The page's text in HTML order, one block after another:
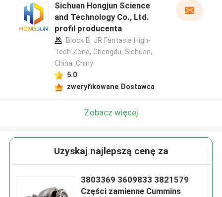
Sichuan Hongjun Science
and Technology Co., Ltd.
profil producenta
Block B, JR Fantasia High-
Tech Zone, Chengdu, Sichuan,
China ,Chiny
5.0
zweryfikowane Dostawca
Zobacz więcej
Uzyskaj najlepszą cenę za
3803369 3609833 3821579
Części zamienne Cummins